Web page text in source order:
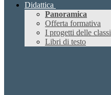
Didattica
Panoramica
Offerta formativa
I progetti delle classi
Libri di testo